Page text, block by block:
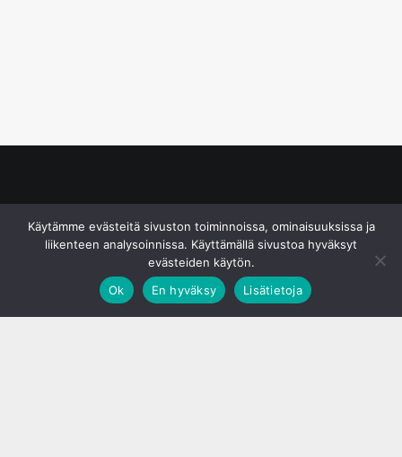
Käytämme evästeitä sivuston toiminnoissa, ominaisuuksissa ja
liikenteen analysoinnissa. Käyttämällä sivustoa hyväksyt
evästeiden käytön.
Ok
En hyväksy Lisätietoja